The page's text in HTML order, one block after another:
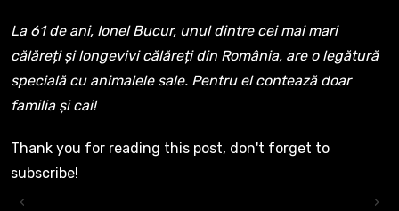
La 61 de ani, Ionel Bucur, unul dintre cei mai mari
călăreți și longevivi călăreți din România, are o legătură
specială cu animalele sale. Pentru el contează doar
familia și cai!
Thank you for reading this post, don't forget to
subscribe!
‹
›